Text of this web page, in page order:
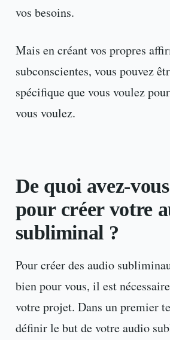
vos besoins.
Mais en créant vos propres
subconscientes, vous pouvez
spécifique que vous voulez
vous voulez.
De quoi avez-
pour créer votre
subliminal ?
Pour créer des audio
bien pour vous, il est
votre projet. Dans un premier
définir le but de votre audio